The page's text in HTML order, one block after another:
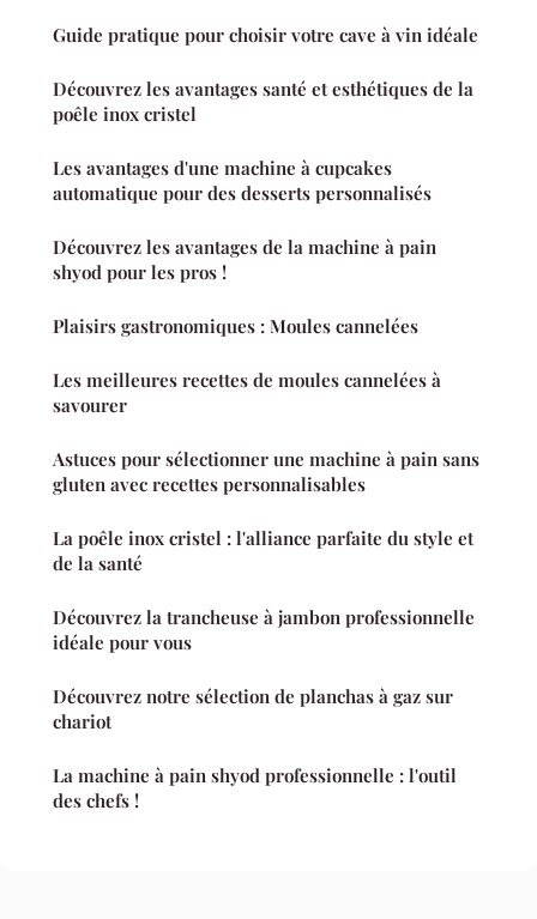
Guide pratique pour choisir votre cave à vin idéale
Découvrez les avantages santé et esthétiques de la
poêle inox cristel
Les avantages d'une machine à cupcakes
automatique pour des desserts personnalisés
Découvrez les avantages de la machine à pain
shyod pour les pros !
Plaisirs gastronomiques : Moules cannelées
Les meilleures recettes de moules cannelées à
savourer
Astuces pour sélectionner une machine à pain sans
gluten avec recettes personnalisables
La poêle inox cristel : l'alliance parfaite du style et
de la santé
Découvrez la trancheuse à jambon professionnelle
idéale pour vous
Découvrez notre sélection de planchas à gaz sur
chariot
La machine à pain shyod professionnelle : l'outil
des chefs !